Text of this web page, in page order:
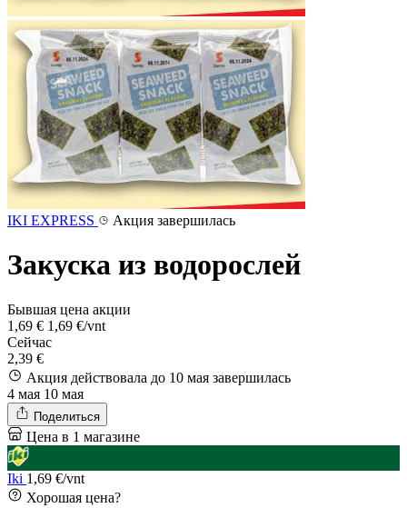
IKI EXPRESS Акция завершилась
Закуска из водорослей
Бывшая цена акции
1,69 € 1,69 €/vnt
Сейчас
2,39 €
Акция действовала до 10 мая завершилась
4 мая 10 мая
Поделиться
Цена в 1 магазине
Iki 1,69 €/vnt
Хорошая цена?